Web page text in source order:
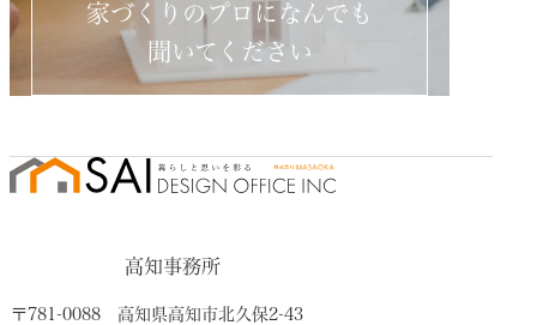
家づくりのプロになんでも
聞いてください
高知事務所
〒781-0088 高知県高知市北久保2-43